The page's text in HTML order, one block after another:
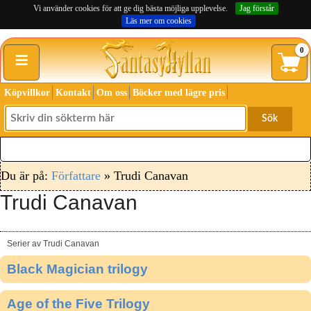
Vi använder cookies för att ge dig bästa möjliga upplevelse.
Jag förstår
Läs mer om cookies
≡ 0
Köpvillkor Kontakt Om oss Böcker med lägre pris
Sök
Du är på: Författare » Trudi Canavan
Trudi Canavan
Serier av Trudi Canavan
Black Magician trilogy
Age of the Five Trilogy